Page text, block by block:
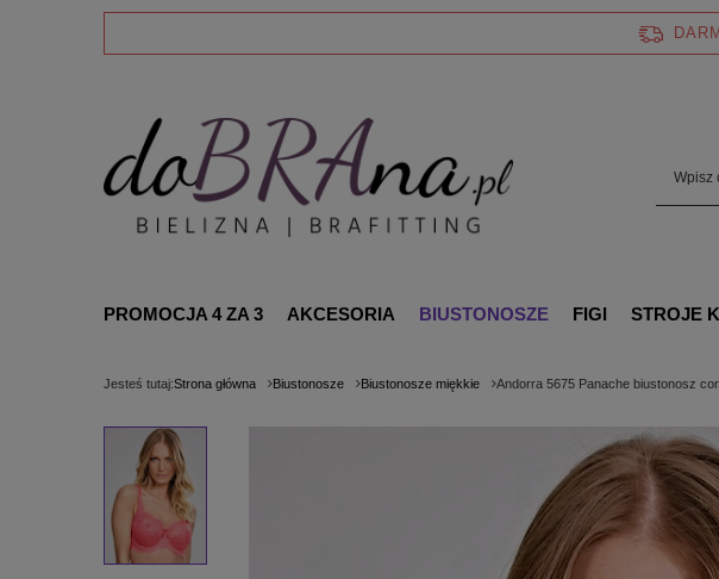
PROMOCJA 4 ZA 3 AKCESORIA BIUSTONOSZE FIGI STROJE
Jesteś tutaj:Strona główna Biustonosze Biustonosze miękkie Andorra 5675 Panache biustonosz